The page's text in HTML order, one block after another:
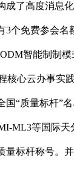
成了高度消息
3个免费参会名
智能制制模
核心云办事实
国“质量标杆”
ML3等国际
量标杆称号。